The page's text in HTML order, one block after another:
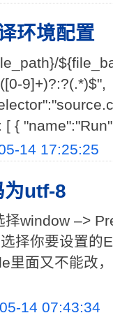
环境配置
9]+)?:?(.*)$",
{
14 17:25:25
为utf-8
择window –>
择你要设置的
里面又不能改
14 07:43:34